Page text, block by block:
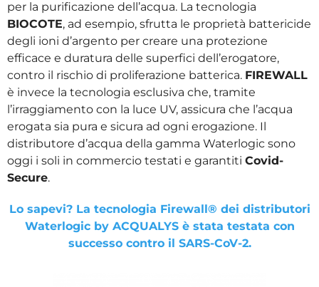
per la purificazione dell’acqua. La tecnologia
BIOCOTE, ad esempio, sfrutta le proprietà battericide
degli ioni d’argento per creare una protezione
efficace e duratura delle superfici dell’erogatore,
contro il rischio di proliferazione batterica. FIREWALL
è invece la tecnologia esclusiva che, tramite
l’irraggiamento con la luce UV, assicura che l’acqua
erogata sia pura e sicura ad ogni erogazione. Il
distributore d’acqua della gamma Waterlogic sono
oggi i soli in commercio testati e garantiti Covid-
Secure.
Lo sapevi? La tecnologia Firewall® dei distributori
Waterlogic by ACQUALYS è stata testata con
successo contro il SARS-CoV-2.